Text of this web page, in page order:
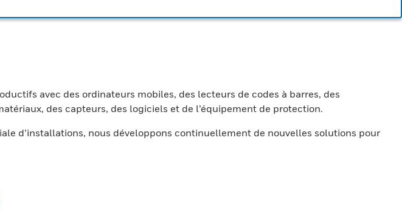
avec des ordinateurs mobiles, des lecteurs de codes à barres, des
des capteurs, des logiciels et de l’équipement de protection.
d’installations, nous développons continuellement de nouvelles solutions pour